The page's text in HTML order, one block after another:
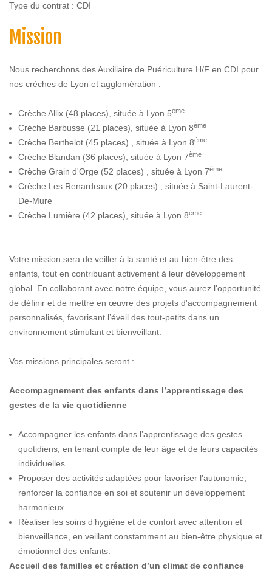
Type du contrat : CDI
Mission
Nous recherchons des Auxiliaire de Puériculture H/F en CDI pour
nos crèches de Lyon et agglomération :
Crèche Allix (48 places), située à Lyon 5ème
Crèche Barbusse (21 places), située à Lyon 8ème
Crèche Berthelot (45 places) , située à Lyon 8ème
Crèche Blandan (36 places), située à Lyon 7ème
Crèche Grain d'Orge (52 places) , située à Lyon 7ème
Crèche Les Renardeaux (20 places) , située à Saint-Laurent-
De-Mure
Crèche Lumière (42 places), située à Lyon 8ème
Votre mission sera de veiller à la santé et au bien-être des
enfants, tout en contribuant activement à leur développement
global. En collaborant avec notre équipe, vous aurez l'opportunité
de définir et de mettre en œuvre des projets d'accompagnement
personnalisés, favorisant l’éveil des tout-petits dans un
environnement stimulant et bienveillant.
Vos missions principales seront :
Accompagnement des enfants dans l’apprentissage des
gestes de la vie quotidienne
Accompagner les enfants dans l’apprentissage des gestes
quotidiens, en tenant compte de leur âge et de leurs capacités
individuelles.
Proposer des activités adaptées pour favoriser l’autonomie,
renforcer la confiance en soi et soutenir un développement
harmonieux.
Réaliser les soins d’hygiène et de confort avec attention et
bienveillance, en veillant constamment au bien-être physique et
émotionnel des enfants.
Accueil des familles et création d’un climat de confiance